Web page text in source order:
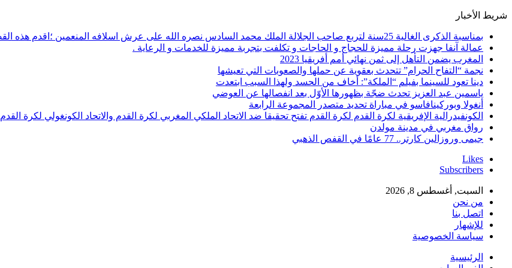
شريط الأخبار
بمناسبة الذكرى الغالية 25سنة لتربع صاحب الجلالة الملك محمد السادس نصره الله على عرش اسلافه المنعمين ؛اقدم هذه القصيدة بعنوان: Mon fidèle Roi Mohammed vI
عمالة آنفا جهزت رحلة مميزة للحجاج و الحاجات و تكلفت بتجربة مميزة للخدمات و الرعاية .
المغرب يضمن التأهل إلى ثمن نهائي أمم أفريقيا 2023
نجمة “التفاح الحرام” تتحدث بعقوية عن حملها والصعوبات التي تعيشها
دينا تعود للسينما بفيلم “الملكة”: أخاف من الحسد ولهذا السبب ابتعدت
ياسمين عبد العزيز تحدث ضجّة بظهورها الأوّل بعد انفصالها عن العوضي
أنغولا وبوركينافاسو في مباراة تحديد متصدر المجموعة الرابعة
الكونفيدرالية الإفريقية لكرة القدم لكرة القدم تفتح تحقيقا ضد الاتحاد الملكي المغربي لكرة القدم والاتحاد الكونغولي لكرة القدم
رواق مغربي في مدينة مولدن
جيمى وروزالين كارتر.. 77 عامًا في القفص الذهبي
Likes
Subscribers
السبت, أغسطس 8, 2026
من نحن
اتصل بنا
للإشهار
سياسة الخصوصية
الرئيسية